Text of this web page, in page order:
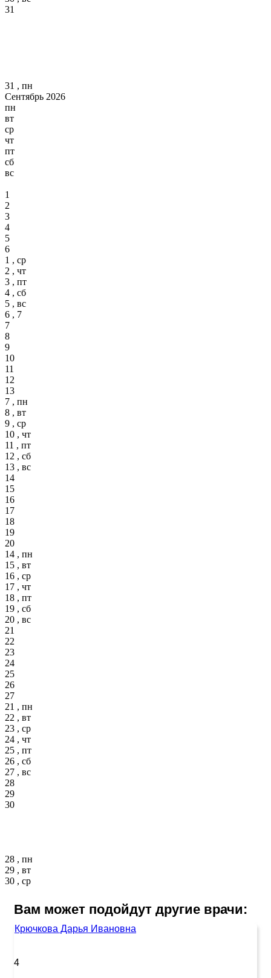
31
31 , пн
Сентябрь 2026
пн
вт
ср
чт
пт
сб
вс
1
2
3
4
5
6
1 , ср
2 , чт
3 , пт
4 , сб
5 , вс
6 , 7
7
8
9
10
11
12
13
7 , пн
8 , вт
9 , ср
10 , чт
11 , пт
12 , сб
13 , вс
14
15
16
17
18
19
20
14 , пн
15 , вт
16 , ср
17 , чт
18 , пт
19 , сб
20 , вс
21
22
23
24
25
26
27
21 , пн
22 , вт
23 , ср
24 , чт
25 , пт
26 , сб
27 , вс
28
29
30
28 , пн
29 , вт
30 , ср
Вам может подойдут другие врачи:
Крючкова Дарья Ивановна
4